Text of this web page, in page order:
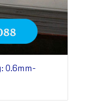
0.6mm-